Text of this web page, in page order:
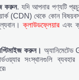
করুন. যদি আপনার পণ্যটি
(CDN) থেকে কোন
ক্লাউডফ্লেয়ার এবং
করুন। অ্যানিমেটেড
সংস্থানগুলি